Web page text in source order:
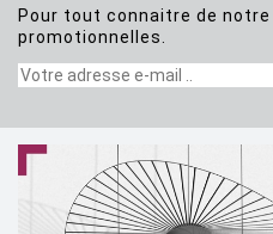
CLASSICON
CRASSEVIG
DESIGN HOUSE STOCKHOLM
DRIADE
Pour tout connaitre de
promotionnelles.